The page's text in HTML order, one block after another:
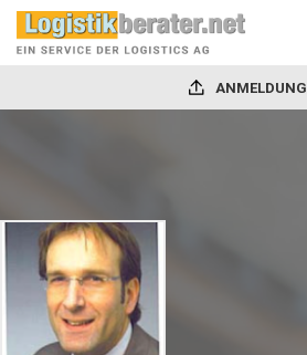
ANMELDUNG